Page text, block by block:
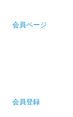
会員ページ
会員登録